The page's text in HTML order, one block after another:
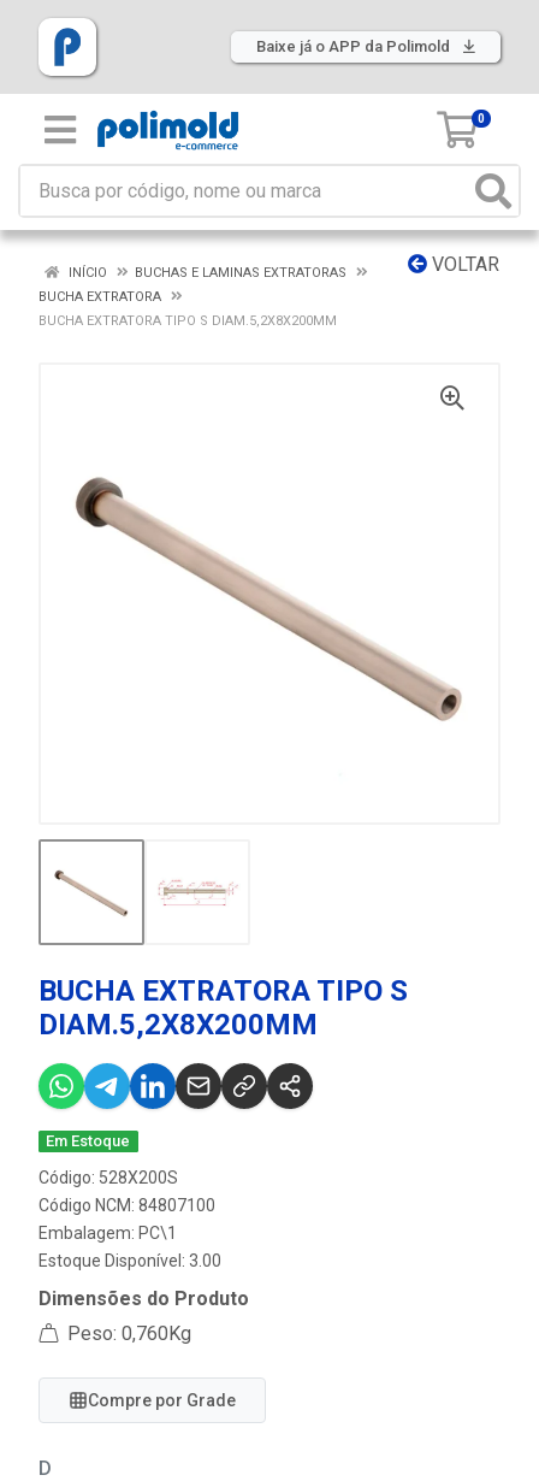
Baixe já o APP da Polimold
0
VOLTAR
INÍCIO
BUCHAS E LAMINAS EXTRATORAS
BUCHA EXTRATORA
BUCHA EXTRATORA TIPO S DIAM.5,2X8X200MM
BUCHA EXTRATORA TIPO S
DIAM.5,2X8X200MM
Em Estoque
Código: 528X200S
Código NCM: 84807100
Embalagem: PC\1
Estoque Disponível: 3.00
Dimensões do Produto
Peso: 0,760Kg
Compre por Grade
D